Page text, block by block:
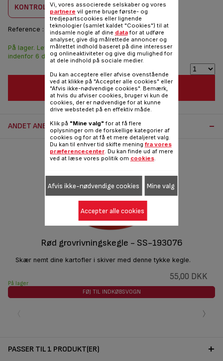
KONTROLLER KOMBABILITET
Reference : SS-193759
78,00 DKK
På lager. Leveringen
indenfor 6 dage.
FØJ TIL INDKØBSVOGN
ANDET ANBEFALET TILBEHØR:
Rød grovrivningskegle - SS-193076
Skær nemt dine kartofler i skiver med denne tykke kegle.
55,00 DKK
På lager
FØJ TIL INDKØBSVOGN
›
PASSER TIL 1 PRODUKT(ER)
Vi, vores associerede selskaber og vores
partnere vil gerne bruge første- og
tredjepartscookies eller lignende
teknologier (samlet kaldet "Cookies") til at
indsamle nogle af dine datafor at udføre
analyser, give dig målrettede annoncer og
målrettet indhold baseret på dine interesser
og onlineaktiviteter og give dig mulighed for
at dele indhold på sociale medier.
Du kan acceptere eller afvise ovenstående
ved at klikke på "Accepter alle cookies" eller
"Afvis ikke-nødvendige cookies". Bemærk,
at hvis du afviser cookies, bruger vi kun de
cookies, der er nødvendige for at kunne
drive webstedet på en effektiv måde.
Klik på "Mine valg" for at få flere
oplysninger om de forskellige kategorier af
cookies og for at få et mere detaljeret valg.
Du kan til enhver tid skifte mening fra vores
præferencecenter. Du kan finde ud af mere
ved at læse vores politik om cookies.
Afvis ikke-nødvendige cookies Mine valg
Accepter alle cookies